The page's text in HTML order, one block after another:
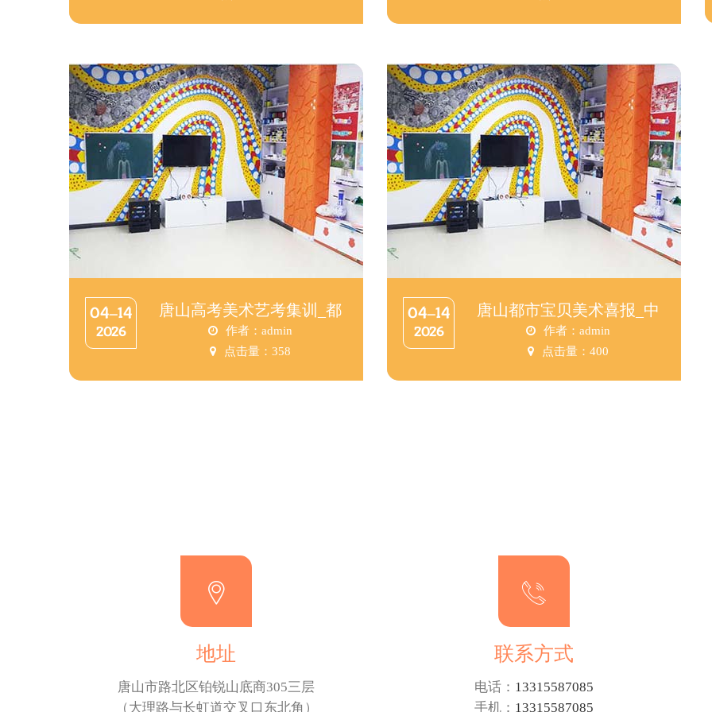
04-14
2026
唐山高考美术艺考集训_都
作者：admin
点击量： 358
04-14
2026
唐山都市宝贝美术喜报_中
作者：admin
点击量： 400
地址
唐山市路北区铂锐山底商305三层
（大理路与长虹道交叉口东北角）
联系方式
电话： 13315587085
手机： 13315587085